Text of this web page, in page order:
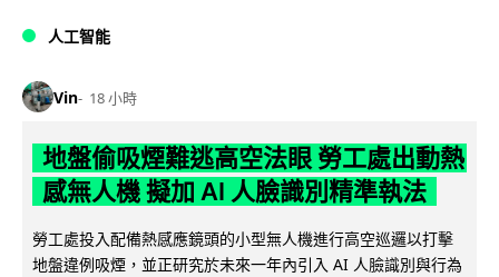
人工智能
Vin 18 小時
地盤偷吸煙難逃高空法眼 勞工處出動熱
感無人機 擬加 AI 人臉識別精準執法
勞工處投入配備熱感應鏡頭的小型無人機進行高空巡邏以打擊
地盤違例吸煙，並正研究於未來一年內引入 AI 人臉識別與行為